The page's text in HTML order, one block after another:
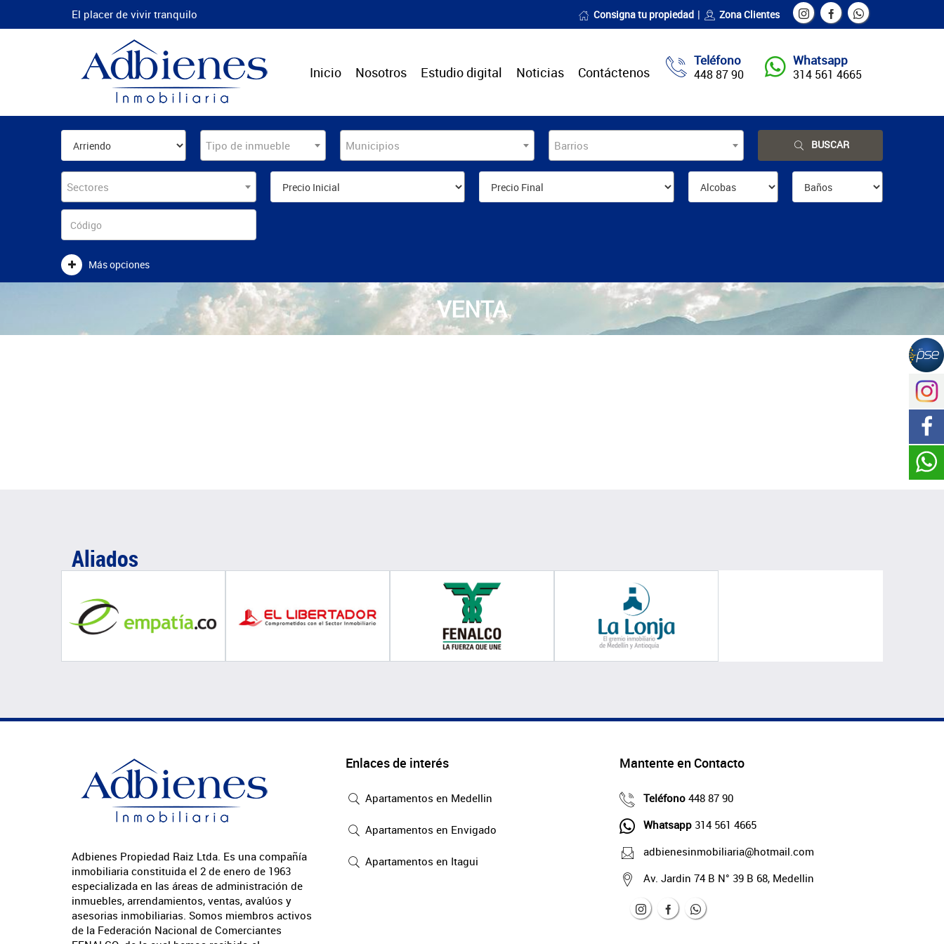
El placer de vivir tranquilo Consigna tu propiedad Zona Clientes
Teléfono
448 87 90
Whatsapp
314 561 4665
Inicio Nosotros Estudio digital Noticias Contáctenos
Tipo de inmueble Municipios Barrios BUSCAR
Sectores
Más opciones
VENTA
Aliados
Adbienes Propiedad Raiz Ltda. Es una compañía
inmobiliaria constituida el 2 de enero de 1963
especializada en las áreas de administración de
inmuebles, arrendamientos, ventas, avalúos y
asesorias inmobiliarias. Somos miembros activos
de la Federación Nacional de Comerciantes
Enlaces de interés
Apartamentos en Medellin
Apartamentos en Envigado
Apartamentos en Itagui
Mantente en Contacto
Teléfono 448 87 90
Whatsapp 314 561 4665
adbienesinmobiliaria@hotmail.com
Av. Jardin 74 B N° 39 B 68, Medellin